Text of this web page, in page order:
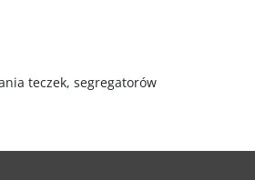
teczek, segregatorów